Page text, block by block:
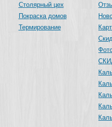
Столярный цех
Покраска домов
Термирование